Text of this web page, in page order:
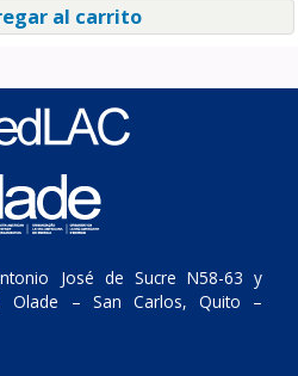
al carrito
José de Sucre N58-63 y
Olade – San Carlos, Quito –